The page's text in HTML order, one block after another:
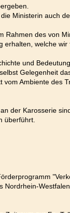
Ministerin auch
Rahmen des von
erhalten, welche
und
Gelegenheit
vom Ambiente
der Karosserie
überführt.
Nordrhein-